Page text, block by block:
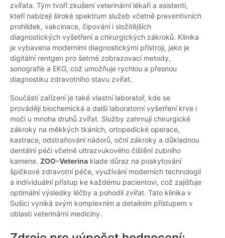
zvířata. Tým tvoří zkušení veterinární lékaři a asistenti,
kteří nabízejí široké spektrum služeb včetně preventivních
prohlídek, vakcinace, čipování i složitějších
diagnostických vyšetření a chirurgických zákroků. Klinika
je vybavena moderními diagnostickými přístroji, jako je
digitální rentgen pro šetrné zobrazovací metody,
sonografie a EKG, což umožňuje rychlou a přesnou
diagnostiku zdravotního stavu zvířat.
Součástí zařízení je také vlastní laboratoř, kde se
provádějí biochemická a další laboratorní vyšetření krve i
moči u mnoha druhů zvířat. Služby zahrnují chirurgické
zákroky na měkkých tkáních, ortopedické operace,
kastrace, odstraňování nádorů, oční zákroky a důkladnou
dentální péči včetně ultrazvukového čištění zubního
kamene. ZOO-Veterina klade důraz na poskytování
špičkové zdravotní péče, využívání moderních technologií
a individuální přístup ke každému pacientovi, což zajišťuje
optimální výsledky léčby a pohodlí zvířat. Tato klinika v
Sušici vyniká svým komplexním a detailním přístupem v
oblasti veterinární medicíny.